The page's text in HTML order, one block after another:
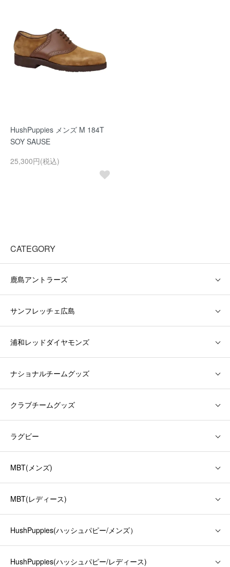
HushPuppies メンズ M 184T
SOY SAUSE
25,300円(税込)
CATEGORY
鹿島アントラーズ
サンフレッチェ広島
浦和レッドダイヤモンズ
ナショナルチームグッズ
クラブチームグッズ
ラグビー
MBT(メンズ)
MBT(レディース)
HushPuppies(ハッシュパピー/メンズ）
HushPuppies(ハッシュパピー/レディース)